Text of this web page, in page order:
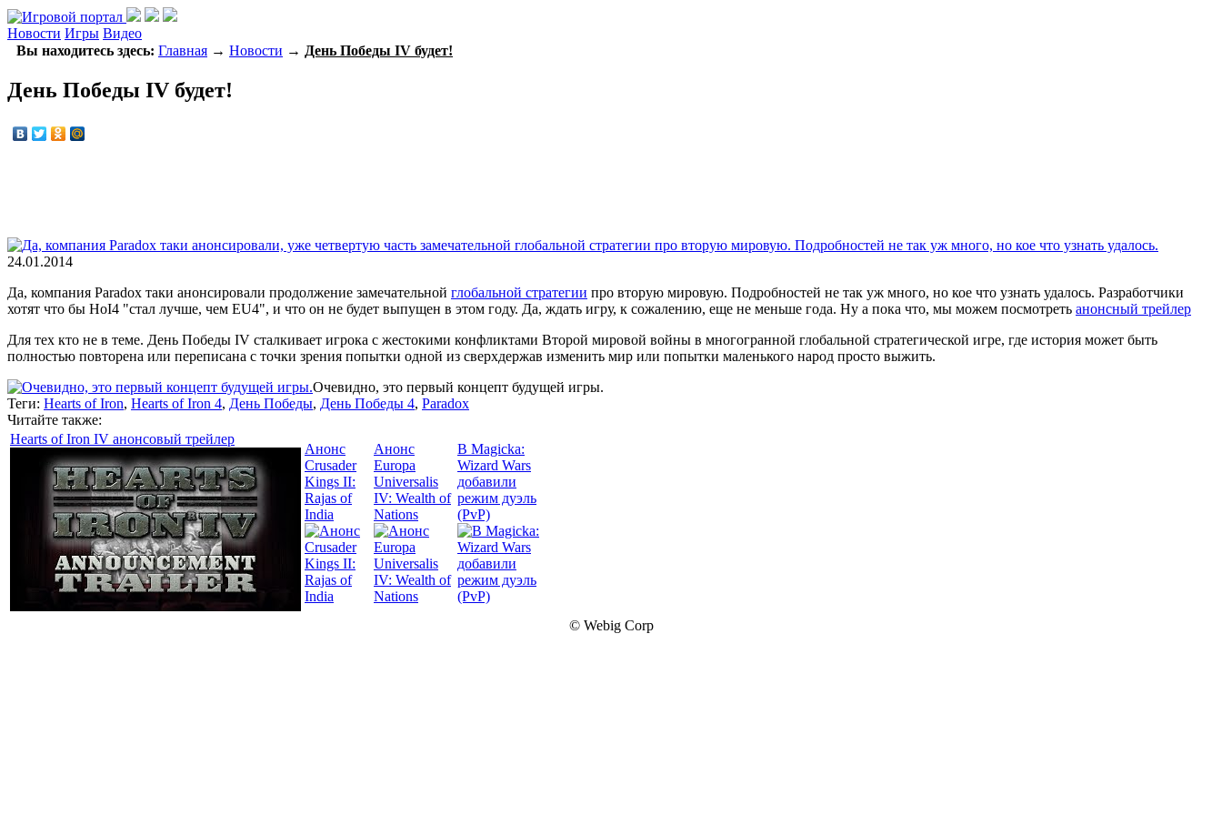
Новости Игры Видео
Вы находитесь здесь: Главная → Новости → День Победы IV будет!
День Победы IV будет!
24.01.2014
Да, компания Paradox таки анонсировали продолжение замечательной глобальной стратегии про вторую мировую. Подробностей не так уж много, но кое что узнать удалось. Разработчики
хотят что бы HoI4 "стал лучше, чем EU4", и что он не будет выпущен в этом году. Да, ждать игру, к сожалению, еще не меньше года. Ну а пока что, мы можем посмотреть анонсный трейлер
Для тех кто не в теме. День Победы IV сталкивает игрока с жестокими конфликтами Второй мировой войны в многогранной глобальной стратегической игре, где история может быть
полностью повторена или переписана с точки зрения попытки одной из сверхдержав изменить мир или попытки маленького народ просто выжить.
Очевидно, это первый концепт будущей игры.
Теги: Hearts of Iron, Hearts of Iron 4, День Победы, День Победы 4, Paradox
Читайте также:
Hearts of Iron IV анонсовый трейлер
Анонс
Crusader
Kings II:
Rajas of
India
Анонс
Europa
Universalis
IV: Wealth of
Nations
В Magicka:
Wizard Wars
добавили
режим дуэль
(PvP)
© Webig Corp